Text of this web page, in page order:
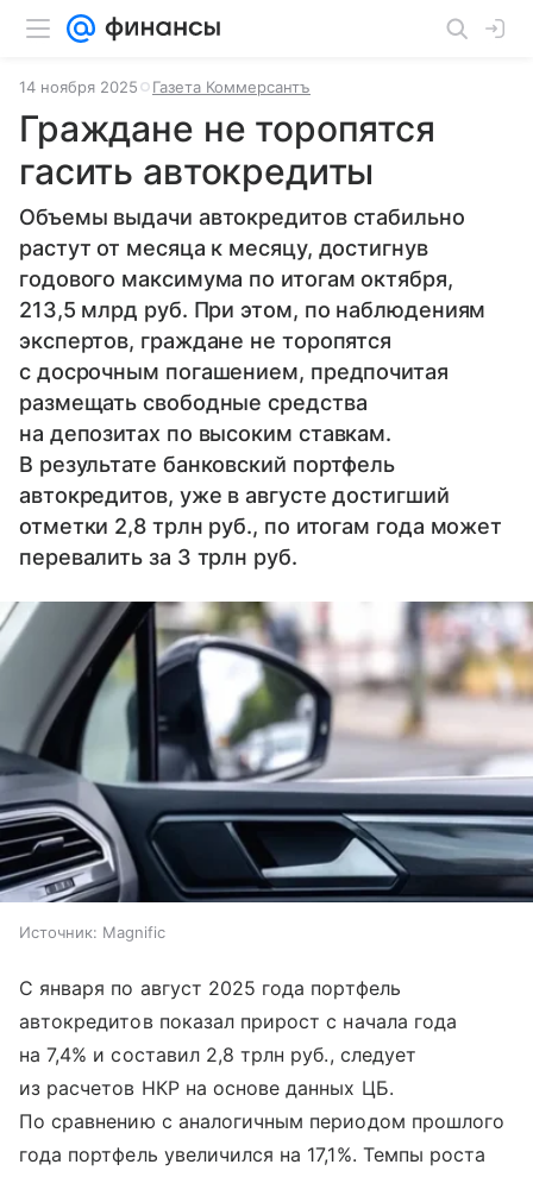
14 ноября 2025 Газета Коммерсантъ
Граждане не торопятся
гасить автокредиты
Объемы выдачи автокредитов стабильно
растут от месяца к месяцу, достигнув
годового максимума по итогам октября,
213,5 млрд руб. При этом, по наблюдениям
экспертов, граждане не торопятся
с досрочным погашением, предпочитая
размещать свободные средства
на депозитах по высоким ставкам.
В результате банковский портфель
автокредитов, уже в августе достигший
отметки 2,8 трлн руб., по итогам года может
перевалить за 3 трлн руб.
Источник: Magnific
С января по август 2025 года портфель
автокредитов показал прирост с начала года
на 7,4% и составил 2,8 трлн руб., следует
из расчетов НКР на основе данных ЦБ.
По сравнению с аналогичным периодом прошлого
года портфель увеличился на 17,1%. Темпы роста